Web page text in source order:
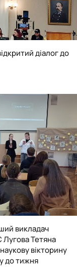
діалог до
викладач
Лугова Тетяна
вікторину
до тижня